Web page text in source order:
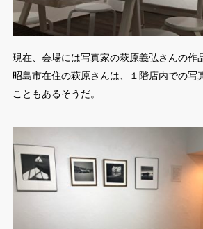
現在、会場には写真家の萩原義弘さんの作
昭島市在住の萩原さんは、１階店内での写
こともあるそうだ。